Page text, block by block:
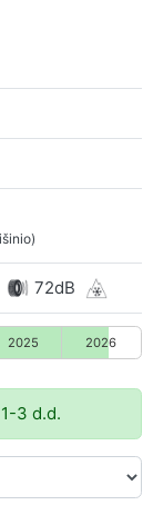
72dB
2025 2026
3 d.d.